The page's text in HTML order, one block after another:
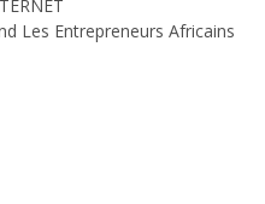
Les Entrepreneurs Africains